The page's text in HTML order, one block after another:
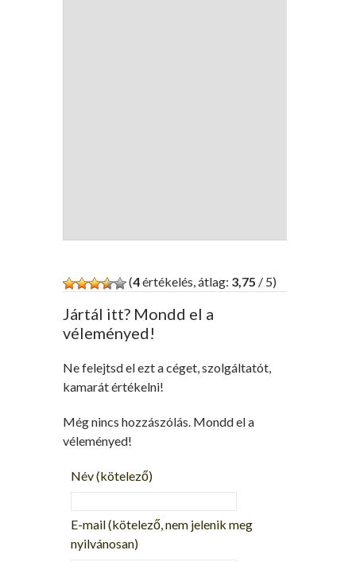
(4értékelés, átlag: 3,75 / 5)
Jártál itt? Mondd el a
véleményed!
Ne felejtsd el ezt a céget, szolgáltatót,
kamarát értékelni!
Még nincs hozzászólás. Mondd el a
véleményed!
Név(kötelező)
E-mail(kötelező, nem jelenik meg
nyilvánosan)